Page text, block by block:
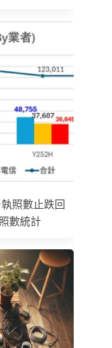
照數止跌回
數統計